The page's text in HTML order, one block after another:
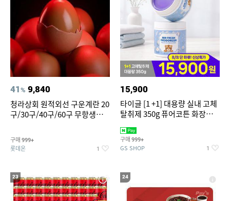
41% 9,840
청라상회 원적외선 구운계란 20
구/30구/40구/60구 무항생제
구매 999+
롯데온 1
15,900
타이글 [1 +1] 대용량 실내 고체
탈취제 350g 퓨어코튼 화장실
구매 999+
GS SHOP 1
23 24